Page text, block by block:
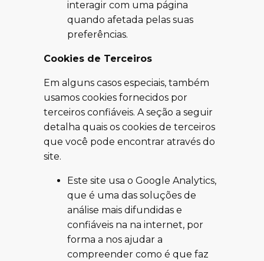
interagir com uma página
quando afetada pelas suas
preferências.
Cookies de Terceiros
Em alguns casos especiais, também
usamos cookies fornecidos por
terceiros confiáveis. A seção a seguir
detalha quais os cookies de terceiros
que você pode encontrar através do
site.
Este site usa o Google Analytics,
que é uma das soluções de
análise mais difundidas e
confiáveis na na internet, por
forma a nos ajudar a
compreender como é que faz